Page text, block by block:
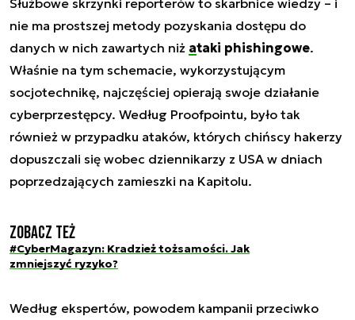
nie ma prostszej metody pozyskania dostępu do
danych w nich zawartych niż ataki phishingowe.
Właśnie na tym schemacie, wykorzystującym
socjotechnikę, najczęściej opierają swoje działanie
cyberprzestępcy. Według Proofpointu, było tak
również w przypadku ataków, których chińscy hakerzy
dopuszczali się wobec dziennikarzy z USA w dniach
poprzedzających zamieszki na Kapitolu.
Zobacz też
#CyberMagazyn: Kradzież tożsamości. Jak
zmniejszyć ryzyko?
Według ekspertów, powodem kampanii przeciwko